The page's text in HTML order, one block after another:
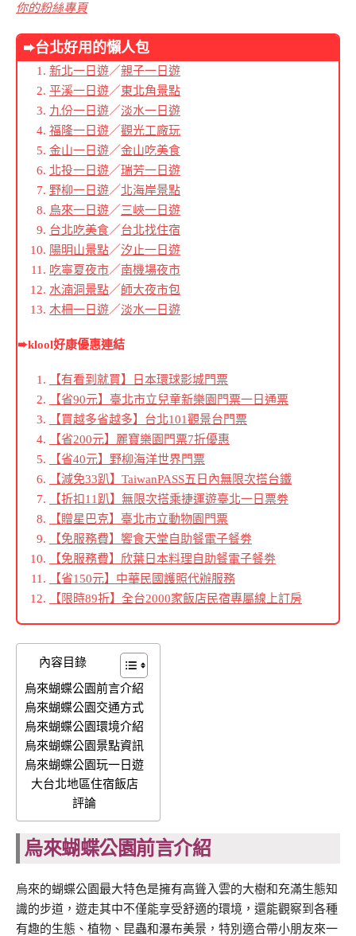
你的粉絲專頁
➨台北好用的懶人包
新北一日遊／親子一日遊
平溪一日遊／東北角景點
九份一日遊／淡水一日遊
福隆一日遊／觀光工廠玩
金山一日遊／金山吃美食
北投一日遊／瑞芳一日遊
野柳一日遊／北海岸景點
烏來一日遊／三峽一日遊
台北吃美食／台北找住宿
陽明山景點／汐止一日遊
吃寧夏夜市／南機場夜市
水湳洞景點／師大夜市包
木柵一日遊／淡水一日遊
➨klool好康優惠連結
【有看到就買】日本環球影城門票
【省90元】臺北市立兒童新樂園門票一日通票
【買越多省越多】台北101觀景台門票
【省200元】麗寶樂園門票7折優惠
【省40元】野柳海洋世界門票
【減免33趴】TaiwanPASS五日內無限次搭台鐵
【折扣11趴】無限次搭乘捷運遊臺北一日票劵
【贈星巴克】臺北市立動物園門票
【免服務費】饗食天堂自助餐電子餐劵
【免服務費】欣葉日本料理自助餐電子餐劵
【省150元】中華民國護照代辦服務
【限時89折】全台2000家飯店民宿專屬線上訂房
內容目錄
烏來蝴蝶公園前言介紹
烏來蝴蝶公園交通方式
烏來蝴蝶公園環境介紹
烏來蝴蝶公園景點資訊
烏來蝴蝶公園玩一日遊
大台北地區住宿飯店
評論
烏來蝴蝶公園前言介紹
烏來的蝴蝶公園最大特色是擁有高聳入雲的大樹和充滿生態知
識的步道，遊走其中不僅能享受舒適的環境，還能觀察到各種
有趣的生態、植物、昆蟲和瀑布美景，特別適合帶小朋友來一